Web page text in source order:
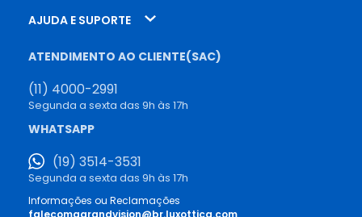
AJUDA E SUPORTE
ATENDIMENTO AO CLIENTE(SAC)
(11) 4000-2991
Segunda a sexta das 9h às 17h
WHATSAPP
(19) 3514-3531
Segunda a sexta das 9h às 17h
Informações ou Reclamações
falecomagrandvision@br.luxottica.com